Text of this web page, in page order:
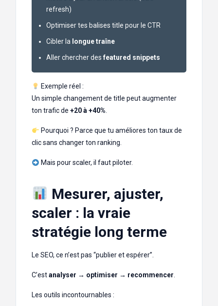
refresh)
Optimiser tes balises title pour le CTR
Cibler la longue traîne
Aller chercher des featured snippets
Exemple réel :
Un simple changement de title peut augmenter
ton trafic de +20 à +40%.
Pourquoi ? Parce que tu améliores ton taux de
clic sans changer ton ranking.
Mais pour scaler, il faut piloter.
Mesurer, ajuster,
scaler : la vraie
stratégie long terme
Le SEO, ce n’est pas “publier et espérer”.
C’estanalyser → optimiser → recommencer.
Les outils incontournables :